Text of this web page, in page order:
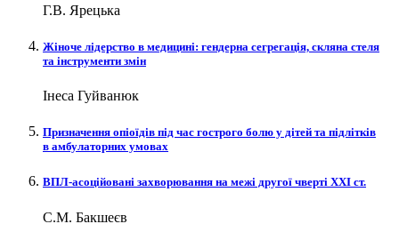
Г.В. Ярецька
Жіноче лідерство в медицині: гендерна сегрегація, скляна стеля
та інструменти змін
Інеса Гуйванюк
Призначення опіоїдів під час гострого болю у дітей та підлітків
в амбулаторних умовах
ВПЛ-асоційовані захворювання на межі другої чверті XXI ст.
С.М. Бакшеєв